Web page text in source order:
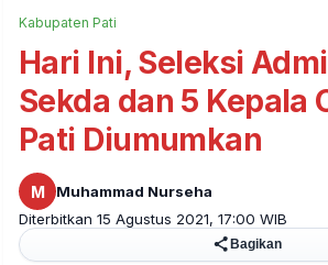
Kabupaten Pati
Hari Ini, Seleksi
Sekda dan 5 Kepala
Pati Diumumkan
M
Muhammad Nurseha
Diterbitkan 15 Agustus 2021, 17:00 WIB
Bagikan